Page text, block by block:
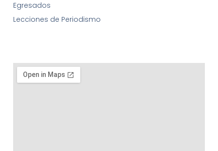
Egresados
Lecciones de Periodismo